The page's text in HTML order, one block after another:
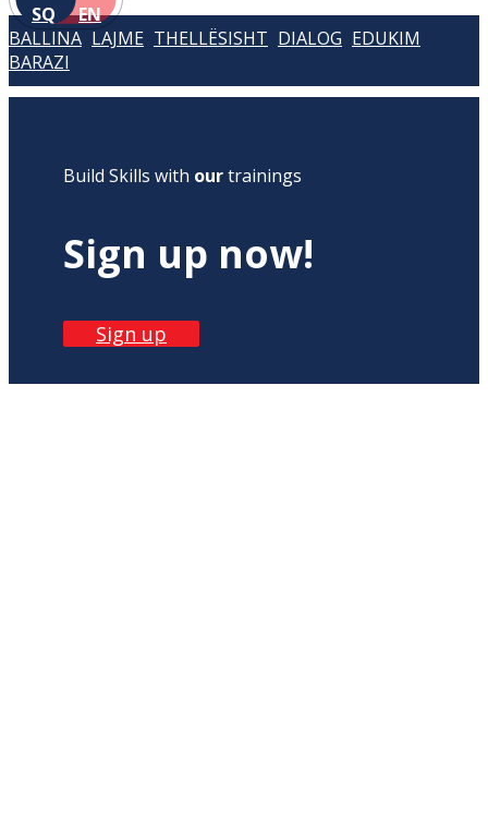
SQ EN
BALLINA LAJME THELLËSISHT DIALOG EDUKIM
BARAZI
Build Skills with ourtrainings
Sign up now!
Sign up